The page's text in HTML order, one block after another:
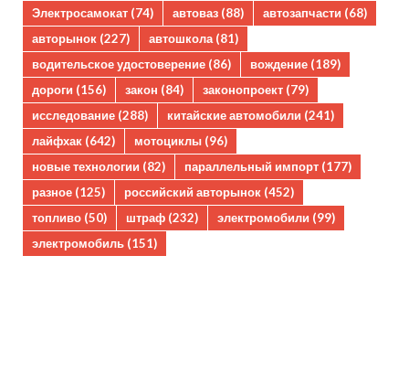
Электросамокат (74) автоваз (88) автозапчасти (68)
авторынок (227) автошкола(81)
водительское удостоверение (86) вождение (189)
дороги (156) закон (84) законопроект (79)
исследование (288) китайские автомобили (241)
лайфхак (642) мотоциклы (96)
новые технологии (82) параллельный импорт (177)
разное (125) российский авторынок (452)
топливо (50) штраф (232) электромобили (99)
электромобиль (151)